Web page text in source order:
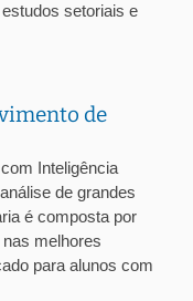
setoriais e
de
Inteligência
de grandes
é composta por
melhores
para alunos com